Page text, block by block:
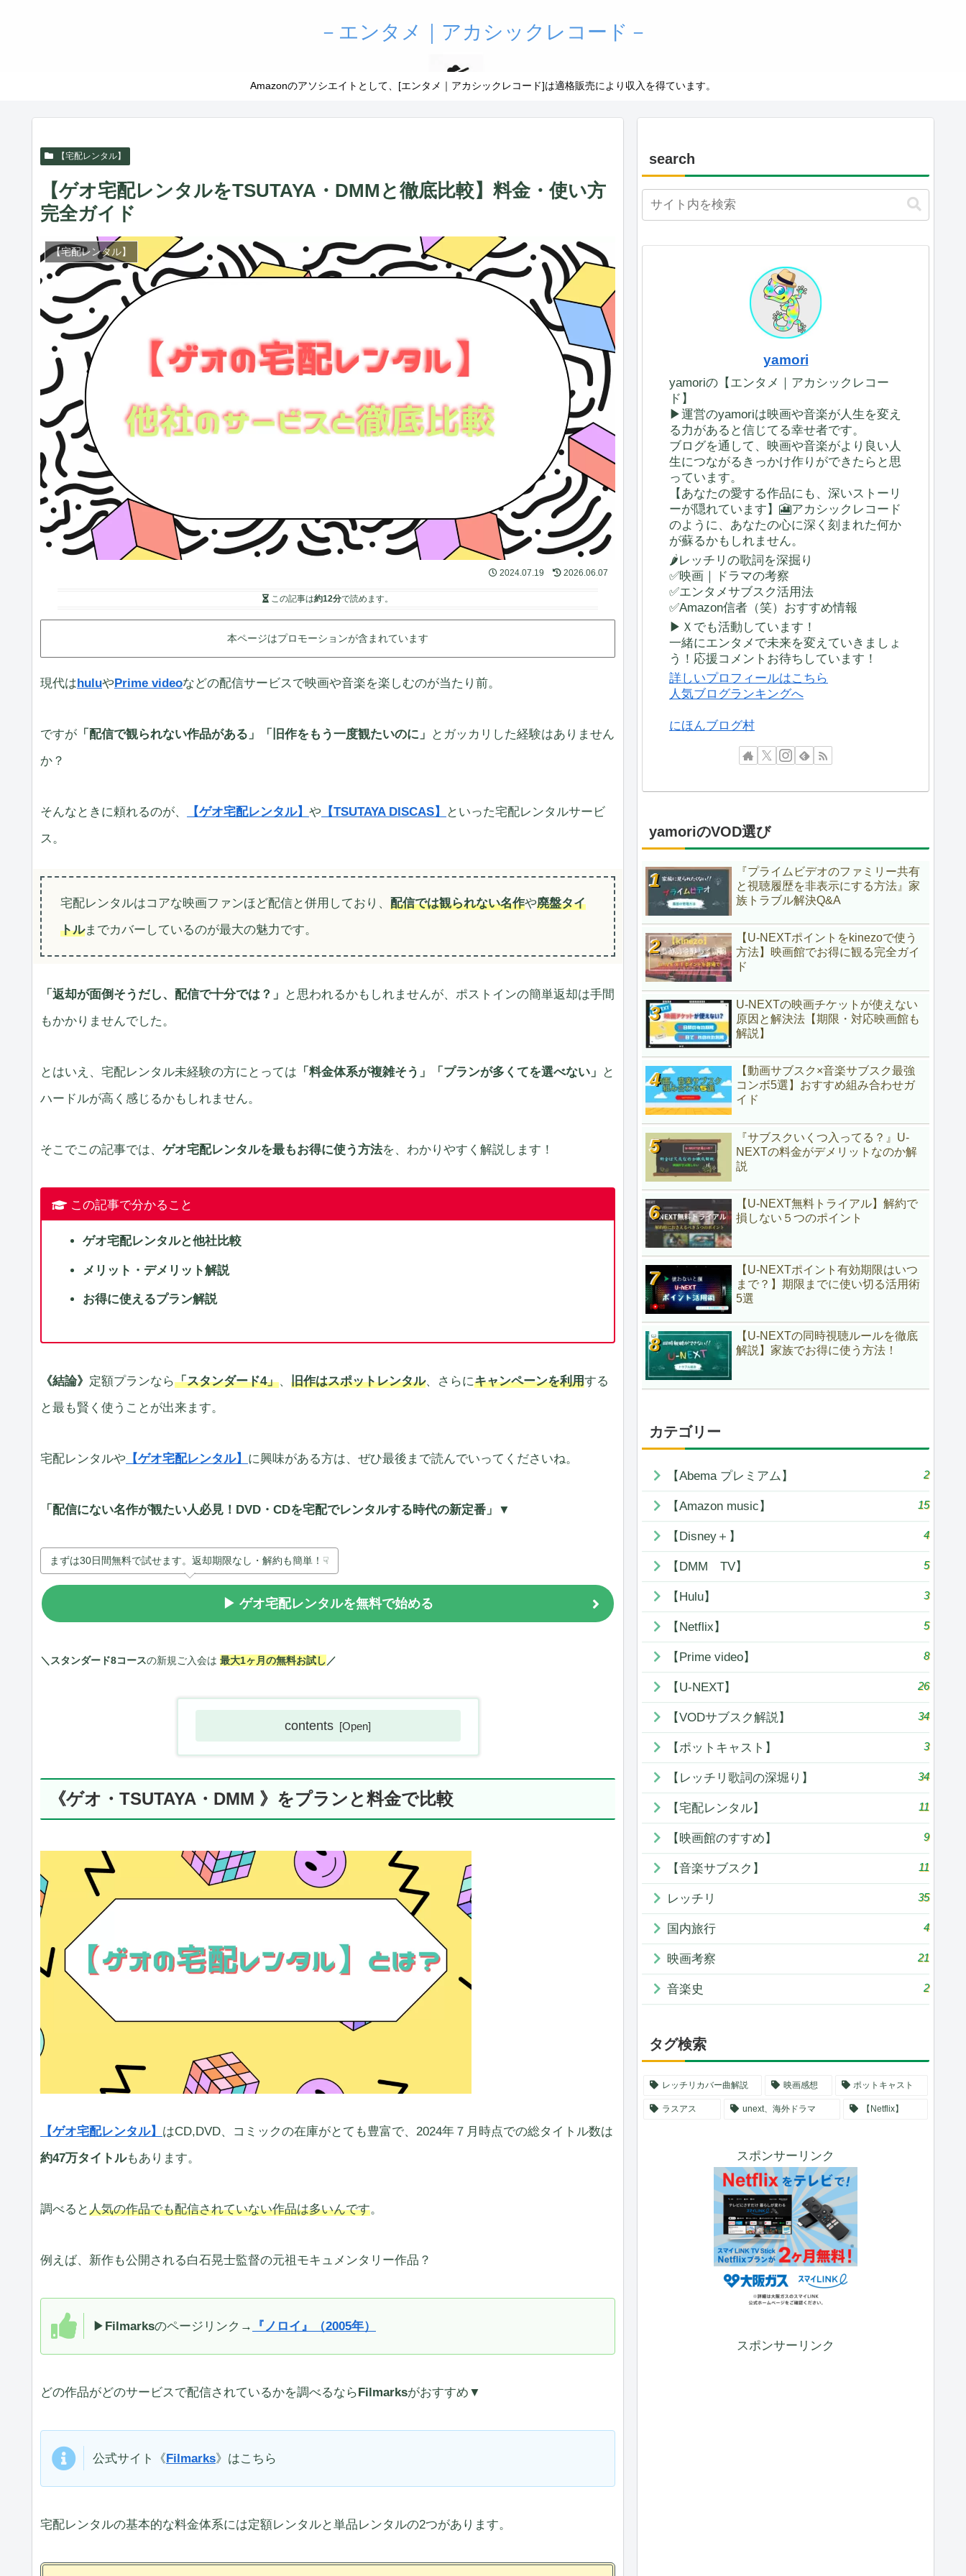
－エンタメ｜アカシックレコード－
Amazonのアソシエイトとして、[エンタメ｜アカシックレコード]は適格販売により収入を得ています。
【宅配レンタル】
【ゲオ宅配レンタルをTSUTAYA・DMMと徹底比較】料金・使い方
完全ガイド
【宅配レンタル】
2024.07.19 2026.06.07
この記事は約12分で読めます。
本ページはプロモーションが含まれています
現代は huluや Prime videoなどの配信サービスで映画や音楽を楽しむのが当たり前。
ですが 「配信で観られない作品がある」「旧作をもう一度観たいのに」
とガッカリした経験はありません
か？
そんなときに頼れるのが、 【ゲオ宅配レンタル】 や 【TSUTAYA DISCAS】
といった宅配レンタルサービ
ス。
宅配レンタルはコアな映画ファンほど配信と併用しており、 配信では観られない名作や廃盤タイ
トルまでカバーしているのが最大の魅力です。
「返却が面倒そうだし、配信で十分では？」
と思われるかもしれませんが、ポストインの簡単返却は手間
もかかりませんでした。
とはいえ、宅配レンタル未経験の方にとっては 「料金体系が複雑そう」「プランが多くてを選べない」
と
ハードルが高く感じるかもしれません。
そこでこの記事では、 ゲオ宅配レンタルを最もお得に使う方法を、わかりやすく解説します！
この記事で分かること
ゲオ宅配レンタルと他社比較
メリット・デメリット解説
お得に使えるプラン解説
《結論》 定額プランなら「スタンダード4」、 旧作はスポットレンタル、さらにキャンペーンを利用する
と最も賢く使うことが出来ます。
宅配レンタルや 【ゲオ宅配レンタル】 に興味がある方は、ぜひ最後まで読んでいってくださいね。
「配信にない名作が観たい人必見！DVD・CDを宅配でレンタルする時代の新定番」 ▼
まずは30日間無料で試せます。返却期限なし・解約も簡単！☟
▶ ゲオ宅配レンタルを無料で始める
＼スタンダード8コースの新規ご入会は 最大1ヶ月の無料お試し／
contents
《ゲオ・TSUTAYA・DMM 》をプランと料金で比較
【ゲオ宅配レンタル】 はCD,DVD、コミックの在庫がとても豊富で、2024年７月時点での総タイトル数は
約47万タイトルもあります。
調べると人気の作品でも配信されていない作品は多いんです。
例えば、新作も公開される白石晃士監督の元祖モキュメンタリー作品？
▶ Filmarksのページリンク→ 『ノロイ』（2005年）
どの作品がどのサービスで配信されているかを調べるならFilmarksがおすすめ▼
公式サイト《Filmarks》はこちら
宅配レンタルの基本的な料金体系には定額レンタルと単品レンタルの2つがあります。
search
yamori
yamoriの【エンタメ｜アカシックレコー
ド】
▶運営のyamoriは映画や音楽が人生を変え
る力があると信じてる幸せ者です。
ブログを通して、映画や音楽がより良い人
生につながるきっかけ作りができたらと思
っています。
【あなたの愛する作品にも、深いストーリ
ーが隠れています】🎦アカシックレコード
のように、あなたの心に深く刻まれた何か
が蘇るかもしれません。
🌶レッチリの歌詞を深掘り
✅映画｜ドラマの考察
✅エンタメサブスク活用法
✅Amazon信者（笑）おすすめ情報
▶Ｘでも活動しています！
一緒にエンタメで未来を変えていきましょ
う！応援コメントお待ちしています！
詳しいプロフィールはこちら
人気ブログランキングへ
にほんブログ村
yamoriのVOD選び
『プライムビデオのファミリー共有
と視聴履歴を非表示にする方法』家
族トラブル解決Q&A
【U-NEXTポイントをkinezoで使う
方法】映画館でお得に観る完全ガイ
ド
U-NEXTの映画チケットが使えない
原因と解決法【期限・対応映画館も
解説】
【動画サブスク×音楽サブスク最強
コンボ5選】おすすめ組み合わせガ
イド
『サブスクいくつ入ってる？』U-
NEXTの料金がデメリットなのか解
説
【U-NEXT無料トライアル】解約で
損しない５つのポイント
【U-NEXTポイント有効期限はいつ
まで？】期限までに使い切る活用術
5選
【U-NEXTの同時視聴ルールを徹底
解説】家族でお得に使う方法！
カテゴリー
【Abema プレミアム】 2
【Amazon music】 15
【Disney＋】 4
【DMM TV】 5
【Hulu】 3
【Netflix】 5
【Prime video】 8
【U-NEXT】 26
【VODサブスク解説】 34
【ポットキャスト】 3
【レッチリ歌詞の深堀り】 34
【宅配レンタル】 11
【映画館のすすめ】 9
【音楽サブスク】 11
レッチリ 35
国内旅行 4
映画考察 21
音楽史 2
タグ検索
レッチリカバー曲解説 映画感想 ポットキャスト
ラスアス unext、海外ドラマ 【Netflix】
スポンサーリンク
スポンサーリンク